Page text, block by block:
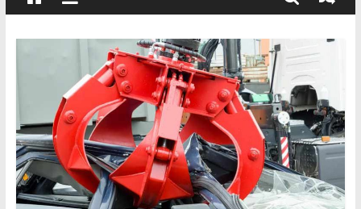
–
Precio
de
Chatarra
Directorio